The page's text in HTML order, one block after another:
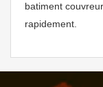
batiment
rapidement.